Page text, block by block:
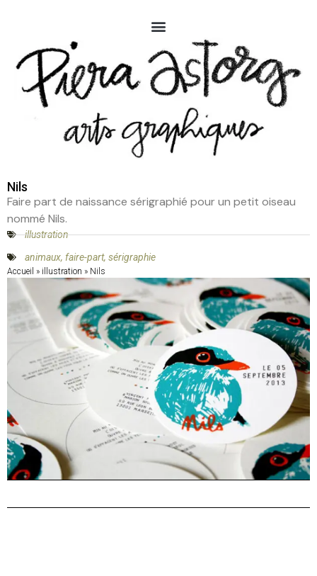
Nils
Faire part de naissance sérigraphié pour un petit oiseau
nommé Nils.
illustration
animaux, faire-part, sérigraphie
Accueil » illustration » Nils